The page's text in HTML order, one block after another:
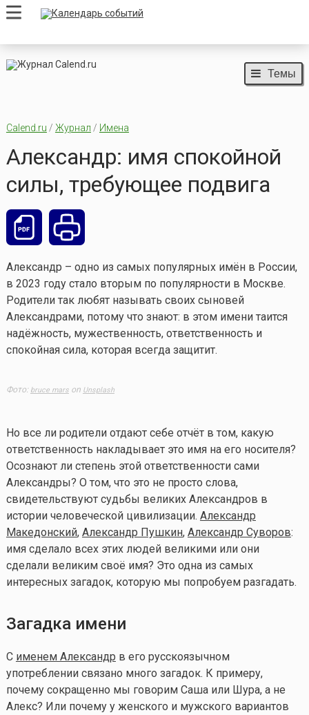
Темы
Calend.ru / Журнал / Имена
Александр: имя спокойной
силы, требующее подвига
Александр – одно из самых популярных имён в России,
в 2023 году стало вторым по популярности в Москве.
Родители так любят называть своих сыновей
Александрами, потому что знают: в этом имени таится
надёжность, мужественность, ответственность и
спокойная сила, которая всегда защитит.
Фото: bruce marson Unsplash
Но все ли родители отдают себе отчёт в том, какую
ответственность накладывает это имя на его носителя?
Осознают ли степень этой ответственности сами
Александры? О том, что это не просто слова,
свидетельствуют судьбы великих Александров в
истории человеческой цивилизации. Александр
Македонский, Александр Пушкин, Александр Суворов:
имя сделало всех этих людей великими или они
сделали великим своё имя? Это одна из самых
интересных загадок, которую мы попробуем разгадать.
Загадка имени
С именем Александр в его русскоязычном
употреблении связано много загадок. К примеру,
почему сокращенно мы говорим Саша или Шура, а не
Алекс? Или почему у женского и мужского вариантов